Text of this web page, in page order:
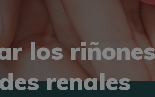
los
renales